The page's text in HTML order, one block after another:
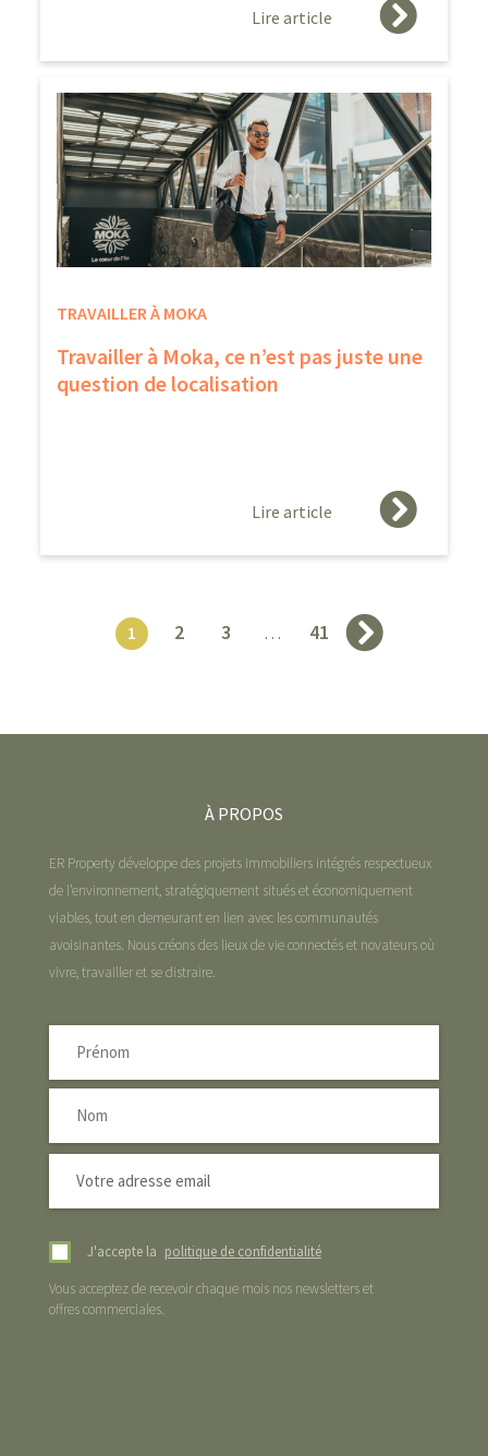
Lire article
TRAVAILLER À MOKA
Travailler à Moka, ce n’est pas juste une
question de localisation
Lire article
1 2 3 … 41
Next
À PROPOS
ER Property développe des projets immobiliers intégrés respectueux
de l’environnement, stratégiquement situés et économiquement
viables, tout en demeurant en lien avec les communautés
avoisinantes. Nous créons des lieux de vie connectés et novateurs où
vivre, travailler et se distraire.
J'accepte la politique de confidentialité
Vous acceptez de recevoir chaque mois nos newsletters et
offres commerciales.